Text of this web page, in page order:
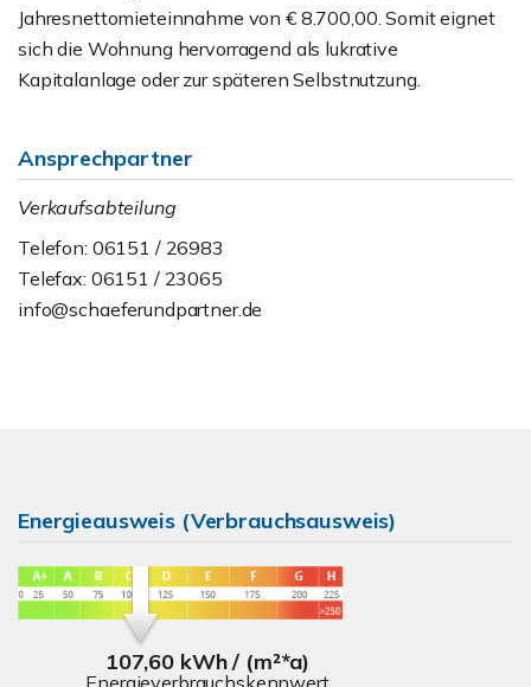
Jahresnettomieteinnahme von € 8.700,00. Somit eignet
sich die Wohnung hervorragend als lukrative
Kapitalanlage oder zur späteren Selbstnutzung.
Ansprechpartner
Verkaufsabteilung
Telefon: 06151 / 26983
Telefax: 06151 / 23065
info@schaeferundpartner.de
Energieausweis (Verbrauchsausweis)
107,60 kWh / (m²*a)
Energieverbrauchskennwert